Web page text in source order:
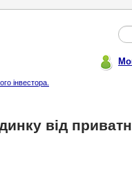
інвестора.
від